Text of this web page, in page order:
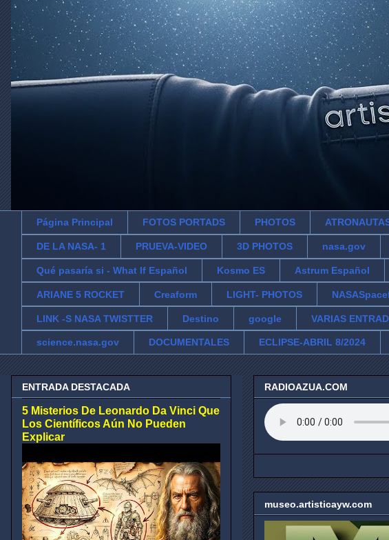
Página Principal FOTOS PORTADS PHOTOS
DE LA NASA- 1 PRUEVA-VIDEO 3D PHOTOS nasa.gov
Qué pasaría si - What If Español Kosmo ES Astrum Español
ARIANE 5 ROCKET Creaform LIGHT- PHOTOS
LINK -S NASA TWISTTER Destino google VARIAS
science.nasa.gov DOCUMENTALES ECLIPSE-ABRIL 8/2024
RADIOAZUA.COM
museo.artisticayw.com
ENTRADA DESTACADA
5 Misterios De Leonardo Da Vinci Que
Los Científicos Aún No Pueden
Explicar